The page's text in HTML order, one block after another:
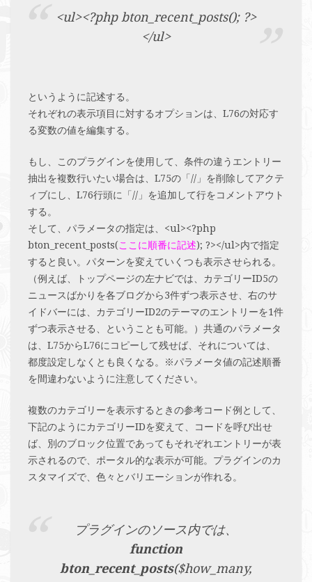
<ul><?php bton_recent_posts(); ?>
</ul>
というように記述する。
それぞれの表示項目に対するオプションは、L76の対応す
る変数の値を編集する。
もし、このプラグインを使用して、条件の違うエントリー
抽出を複数行いたい場合は、L75の「//」を削除してアクテ
ィブにし、L76行頭に「//」を追加して行をコメントアウト
する。
そして、パラメータの指定は、<ul><?php
bton_recent_posts(ここに順番に記述); ?></ul>内で指定
すると良い。パターンを変えていくつも表示させられる。
（例えば、トップページの左ナビでは、カテゴリーID5の
ニュースばかりを各ブログから3件ずつ表示させ、右のサ
イドバーには、カテゴリーID2のテーマのエントリーを1件
ずつ表示させる、ということも可能。）共通のパラメータ
は、L75からL76にコピーして残せば、それについては、
都度設定しなくとも良くなる。※パラメータ値の記述順番
を間違わないように注意してください。
複数のカテゴリーを表示するときの参考コード例として、
下記のようにカテゴリーIDを変えて、コードを呼び出せ
ば、別のブロック位置であってもそれぞれエントリーが表
示されるので、ポータル的な表示が可能。プラグインのカ
スタマイズで、色々とバリエーションが作れる。
プラグインのソース内では、
function
bton_recent_posts($how_many,